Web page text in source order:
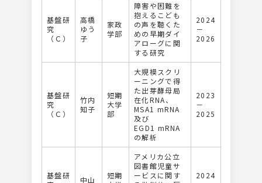
基盤研
究
（Ｃ）
高橋
ゆう
子
家政
学部
障害や困難を
抱えるこども
の声を聴くた
めの早期ダイ
アローグに関
する研究
2024
－
2026
基盤研
究
（Ｃ）
竹内
知子
短期
大学
部
⼤規模スクリ
ーニングで得
た出芽酵⺟局
在化RNA、
MSA1 mRNA
及び
EGD1 mRNA
の解析
2023
－
2025
基盤研
中山
短期
アメリカ公立
図書館児童サ
ービスに関す
2024